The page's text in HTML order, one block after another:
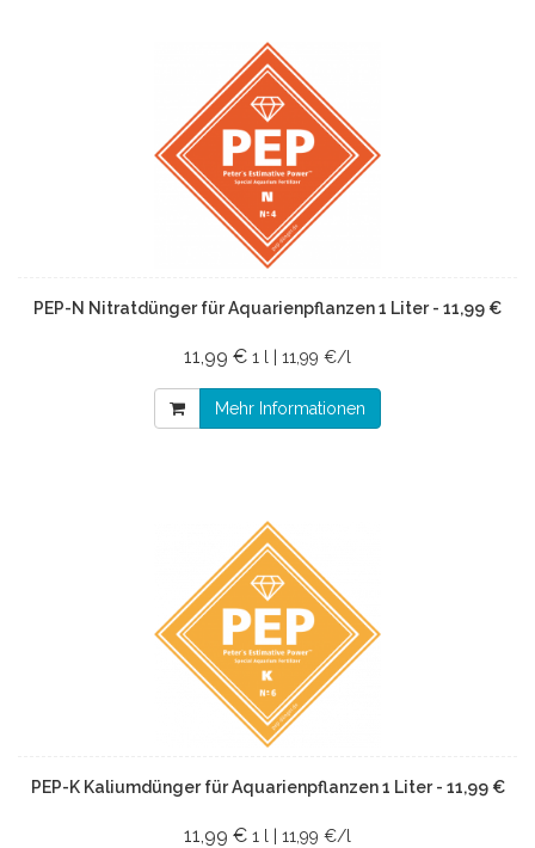
PEP-N Nitratdünger für Aquarienpflanzen 1 Liter - 11,99 €
11,99 € 1 l | 11,99 €/l
Mehr Informationen
PEP-K Kaliumdünger für Aquarienpflanzen 1 Liter - 11,99 €
11,99 € 1 l | 11,99 €/l